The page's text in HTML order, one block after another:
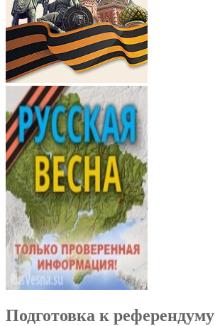
Подготовка к референдуму